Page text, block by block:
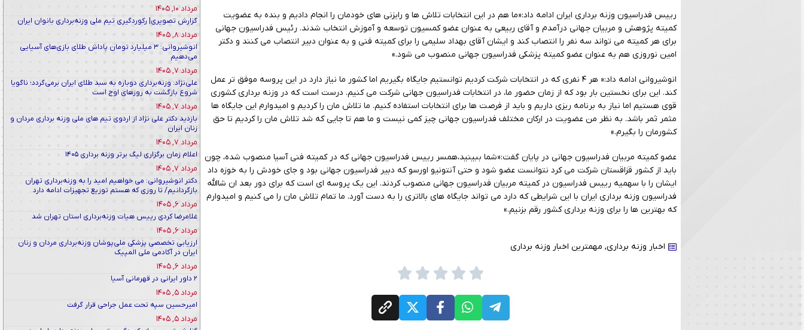
رییس فدراسیون وزنه برداری ایران ادامه داد:«ما هم در این انتخابات تلاش ها و رایزنی های خودمان را انجام دادیم و بنده به عضویت
کمیته پژوهش و مربیان جهانی درآمدم و آقای ربیعی به عنوان عضو کمسیون توسعه و آموزش انتخاب شدند. رئیس فدراسیون جهانی
برای هر کمیته می تواند سه نفر را انتصاب کند و ایشان آقای بهداد سلیمی را برای کمیته فنی و به عنوان دبیر انتصاب می کنند و دکتر
امین نوروزی هم به عنوان عضو کمیته پزشکی فدراسیون جهانی منصوب می شود.»
انوشیروانی ادامه داد:« هر ۴ نفری که در انتخابات شرکت کردیم توانستیم جایگاه بگیریم اما کشور ما نیاز دارد در این پروسه موفق تر عمل
کند. این برای نخستین بار بود که از زمان حضور ما، در انتخابات فدراسیون جهانی شرکت می کنیم. درست است که در وزنه برداری کشوری
قوی هستیم اما نیاز به برنامه ریزی داریم و باید از فرصت ها برای انتخابات استفاده کنیم. ما تلاش مان را کردیم و امیدوارم این جایگاه ها
مثمر ثمر باشد. به نظر من عضویت در ارکان مختلف فدراسیون جهانی چیز کمی نیست و ما هم تا جایی که شد تلاش مان را کردیم تا حق
کشورمان را بگیرم.»
عضو کمیته مربیان فدراسیون جهانی در پایان گفت:«شما ببینید،همسر رییس فدراسیون جهانی که در کمیته فنی آسیا منصوب شده، چون
باید از کشور قزاقستان شرکت می کرد نتوانست عضو شود و حتی آنتونیو اورسو که دبیر فدراسیون جهانی بود و جای خودش را به خوزه داد
ایشان را با سهمیه رییس فدراسیون در کمیته مربیان فدراسیون جهانی منصوب کردند. این یک پروسه ای است که برای دور بعد ان شاالله
فدراسیون وزنه برداری ایران با این شرایطی که دارد می تواند جایگاه های بالاتری را به دست آورد. ما تمام تلاش مان را می کنیم و امیدوارم
که بهترین ها را برای وزنه برداری کشور رقم بزنیم.»
اخبار وزنه برداری, مهمترین اخبار وزنه برداری
مرداد ۱۰, ۱۴۰۵
گزارش تصویری| رکوردگیری تیم ملی وزنه‌برداری بانوان ایران
مرداد ۸, ۱۴۰۵
انوشیروانی: ۳ میلیارد تومان پاداش طلای بازی‌های آسیایی
می‌دهیم
مرداد ۷, ۱۴۰۵
علی‌نژاد: وزنه‌برداری دوباره به سبد طلای ایران برمی‌گردد؛ ناگویا
شروع بازگشت به روزهای اوج است
مرداد ۷, ۱۴۰۵
بازدید دکتر علی نژاد از اردوی تیم های ملی وزنه برداری مردان و
زنان ایران
مرداد ۷, ۱۴۰۵
اعلام زمان برگزاری لیگ برتر وزنه برداری ۱۴۰۵
مرداد ۷, ۱۴۰۵
دکتر انوشیروانی: می خواهیم امید را به وزنه‌برداری تهران
بازگردانیم/ تا روزی که هستم توزیع تجهیزات ادامه دارد
مرداد ۶, ۱۴۰۵
غلامرضا کردی رییس هیات وزنه‌برداری استان تهران شد
مرداد ۶, ۱۴۰۵
ارزیابی تخصصی پزشکی ملی‌پوشان وزنه‌برداری مردان و زنان
ایران در آکادمی ملی المپیک
مرداد ۶, ۱۴۰۵
۲ داور ایرانی در قهرمانی آسیا
مرداد ۵, ۱۴۰۵
امیرحسین سپه تحت عمل جراحی قرار گرفت
مرداد ۵, ۱۴۰۵